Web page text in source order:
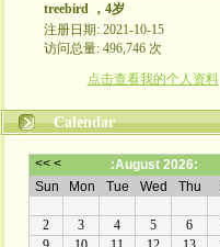
treebird ，4岁
注册日期: 2021-10-15
访问总量: 496,746 次
点击查看我的个人资料
Calendar